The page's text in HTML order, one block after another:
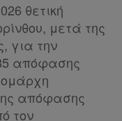
θετική
μετά της
για την
απόφασης
απόφασης
τον